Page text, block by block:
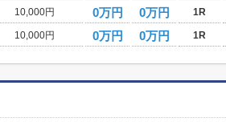
10,000円 0万円 0万円 1R
10,000円 0万円 0万円 1R